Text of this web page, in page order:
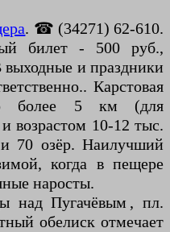
. ☎ (34271) 62-610.
билет - 500 руб.,
и праздники
Карстовая
более 5 км (для
возрастом 10-12 тыс.
70 озёр. Наилучший
когда в пещере
наросты.
над Пугачёвым , пл.
обелиск отмечает